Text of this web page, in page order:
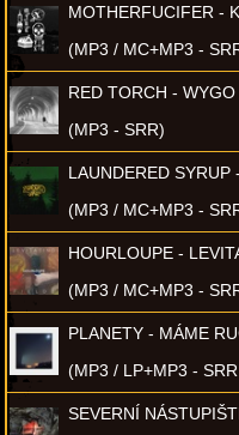
MOTHERFUCIFER -
(MP3 / MC+MP3 -
RED TORCH -
(MP3 - SRR)
LAUNDERED SYRUP
(MP3 / MC+MP3 -
HOURLOUPE -
(MP3 / MC+MP3 -
PLANETY - MÁME
(MP3 / LP+MP3 -
SEVERNÍ